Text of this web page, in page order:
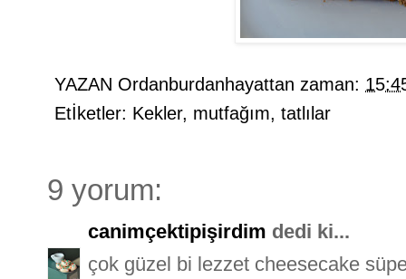
YAZAN Ordanburdanhayattan zaman:
Etİketler: Kekler, mutfağım, tatlılar
9 yorum:
canimçektipişirdim dedi ki...
çok güzel bi lezzet cheesecake